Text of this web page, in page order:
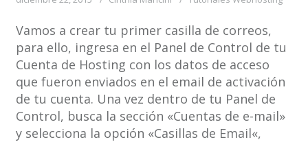
Vamos a crear tu primer casilla de correos,
para ello, ingresa en el Panel de Control de tu
Cuenta de Hosting con los datos de acceso
que fueron enviados en el email de activación
de tu cuenta. Una vez dentro de tu Panel de
Control, busca la sección «Cuentas de e-mail»
y selecciona la opción «Casillas de Email«,